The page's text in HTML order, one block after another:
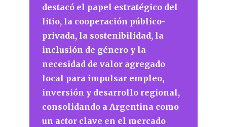
destacó el papel estratégico del
litio, la cooperación público-
privada, la sostenibilidad, la
inclusión de género y la
necesidad de valor agregado
local para impulsar empleo,
inversión y desarrollo regional,
consolidando a Argentina como
un actor clave en el mercado